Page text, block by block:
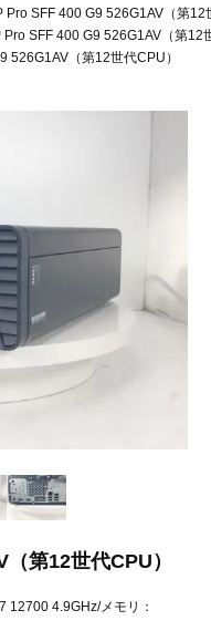
Pro SFF 400 G9 526G1AV（第12
Pro SFF 400 G9 526G1AV（第12
526G1AV（第12世代CPU）
第12世代CPU）
12700 4.9GHz/メモリ：